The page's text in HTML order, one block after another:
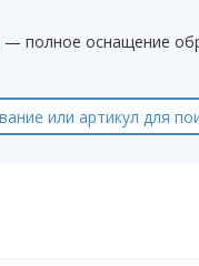
— полное оснащение